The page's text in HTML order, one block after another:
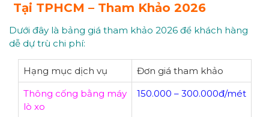
Tại TPHCM – Tham Khảo 2026
Dưới đây là bảng giá tham khảo 2026 để khách hàng
dễ dự trù chi phí:
Hạng mục dịch vụ
Đơn giá tham khảo
Thông cống bằng máy
lò xo
150.000 – 300.000đ/mét